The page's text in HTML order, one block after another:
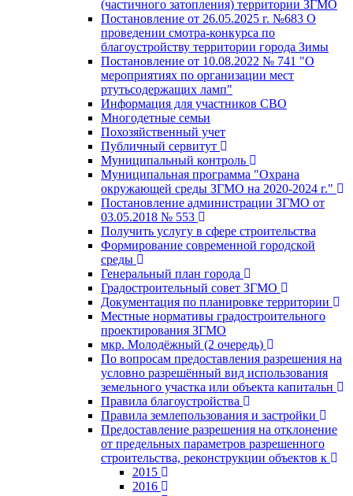
(частичного затопления) территории ЗГМО
Постановление от 26.05.2025 г. №683 О
проведении смотра-конкурса по
благоустройству территории города Зимы
Постановление от 10.08.2022 № 741 "О
мероприятиях по организации мест
ртутьсодержащих ламп"
Информация для участников СВО
Многодетные семьи
Похозяйственный учет
Публичный сервитут
Муниципальный контроль
Муниципальная программа "Охрана
окружающей среды ЗГМО на 2020-2024 г."
Постановление администрации ЗГМО от
03.05.2018 № 553
Получить услугу в сфере строительства
Формирование современной городской
среды
Генеральный план города
Градостроительный совет ЗГМО
Документация по планировке территории
Местные нормативы градостроительного
проектирования ЗГМО
мкр. Молодёжный (2 очередь)
По вопросам предоставления разрешения на
условно разрешённый вид использования
земельного участка или объекта капитальн
Правила благоустройства
Правила землепользования и застройки
Предоставление разрешения на отклонение
от предельных параметров разрешенного
строительства, реконструкции объектов к
2015
2016